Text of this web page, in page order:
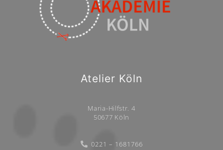
Atelier Köln
Maria-Hilfstr. 4
50677 Köln
0221 – 1681766